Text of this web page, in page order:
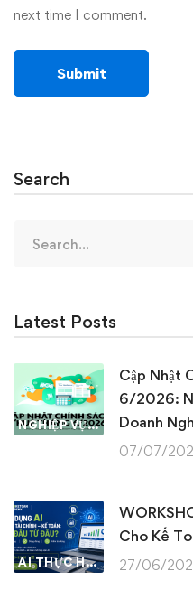
next time I comment.
Search
for:
Latest Posts
NGHIỆP VỤ KẾ TOÁN & THUẾ
Cập Nhật
6/2026:
Doanh
07/07/
AI THỰC HÀNH
Cho Kế
27/06/